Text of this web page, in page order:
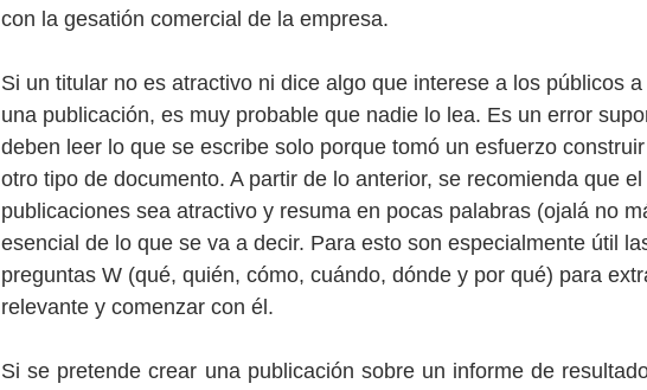
con la gesatión comercial de la empresa.
Si un titular no es atractivo ni dice algo que interese a los públicos
una publicación, es muy probable que nadie lo lea. Es un error
deben leer lo que se escribe solo porque tomó un esfuerzo
otro tipo de documento. A partir de lo anterior, se recomienda que
publicaciones sea atractivo y resuma en pocas palabras (ojalá no
esencial de lo que se va a decir. Para esto son especialmente útil
preguntas W (qué, quién, cómo, cuándo, dónde y por qué) para
relevante y comenzar con él.
Si se pretende crear una publicación sobre un informe de